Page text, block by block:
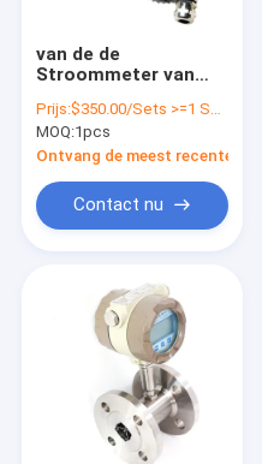
van de de
Stroommeter van
Digitaal
Elektromagnetisch
Tussenvoegseltype
voor Stoom
Prijs:$350.00/Sets >=1 Sets
MOQ:1pcs
Ontvang de meest recente Prijs
Contact nu